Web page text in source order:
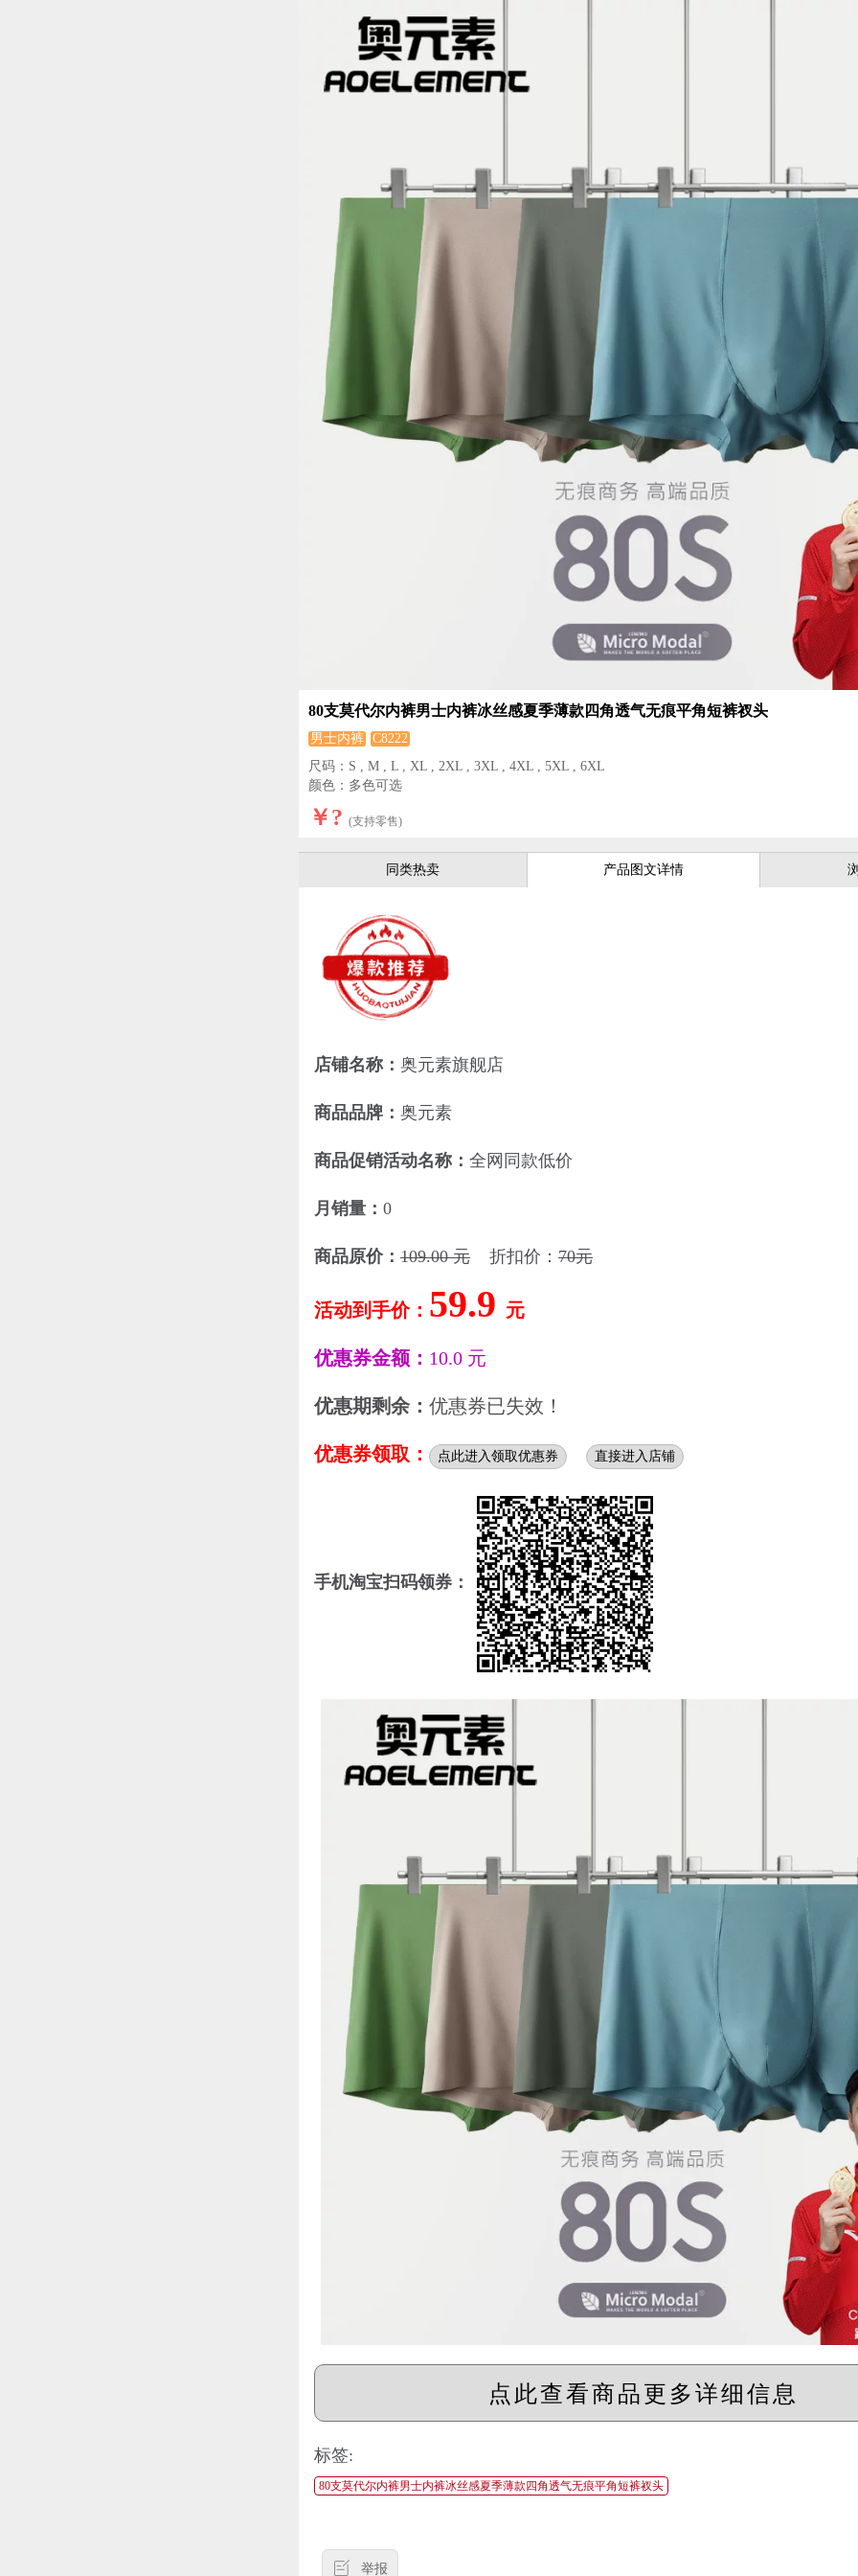
80支莫代尔内裤男士内裤冰丝感夏季薄款四角透气无痕平角短裤衩头
男士内裤 C8222
尺码：S , M , L , XL , 2XL , 3XL , 4XL , 5XL , 6XL
颜色：多色可选
￥? (支持零售)
同类热卖 产品图文详情
店铺名称： 奥元素旗舰店
商品品牌： 奥元素
商品促销活动名称： 全网同款低价
月销量： 0
商品原价： 109.00 元 折扣价： 70元
活动到手价： 59.9 元
优惠券金额： 10.0 元
优惠期剩余： 优惠券已失效！
优惠券领取： 点此进入领取优惠券 直接进入店铺
手机淘宝扫码领券：
点此查看商品更多详细信息
标签:
80支莫代尔内裤男士内裤冰丝感夏季薄款四角透气无痕平角短裤衩头
举报